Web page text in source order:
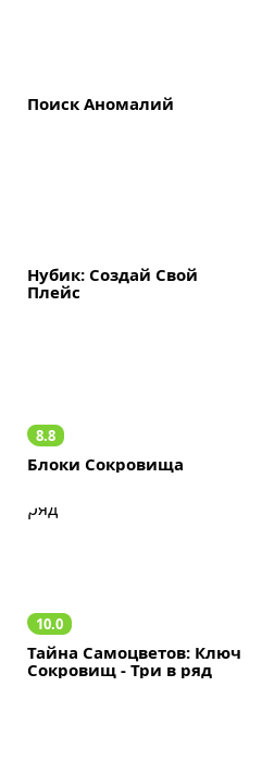
Поиск Аномалий
Нубик: Создай Свой
Плейс
8.8
Блоки Сокровища
10.0
Тайна Самоцветов: Ключ
Сокровищ - Три в ряд